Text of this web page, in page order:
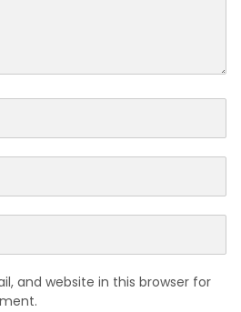
and website in this browser for